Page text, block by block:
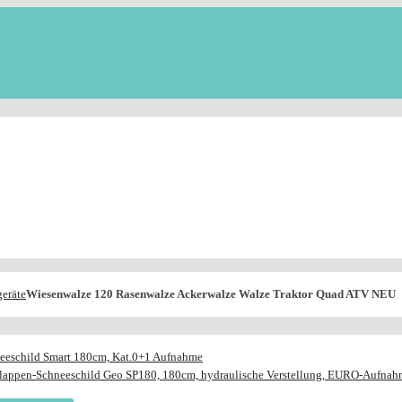
Wiesenwalze 120 Rasenwalze Ackerwalze Walze Traktor Quad ATV NEU
Smart 180cm, Kat.0+1 Aufnahme
Schneeschild Geo SP180, 180cm, hydraulische Verstellung, EURO-